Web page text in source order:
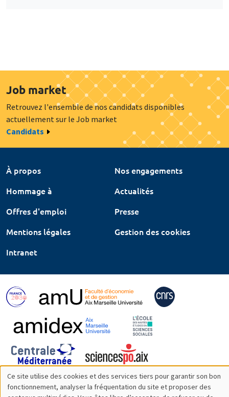
Job market
Retrouvez l'ensemble de nos candidats disponibles
actuellement sur le Job market
Candidats
À propos
Nos engagements
Hommage à
Actualités
Offres d'emploi
Presse
Mentions légales
Gestion des cookies
Intranet
Utilisation
Ce site utilise des cookies et des services tiers pour garantir son bon
fonctionnement, analyser la fréquentation du site et proposer des